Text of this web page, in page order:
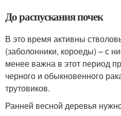
До распускания почек
В это время активны
(заболонники, короеды) – с
менее важна в этот период
черного и обыкновенного
трутовиков.
Ранней весной деревья